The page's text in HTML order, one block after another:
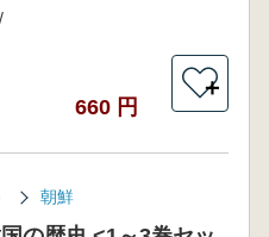
660 円
＋
朝鮮